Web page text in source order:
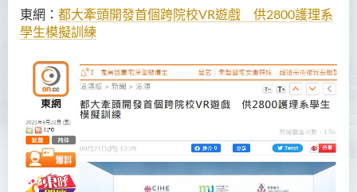
東網： 都大牽頭開發首個跨院校VR遊戲 供2800護理系
學生模擬訓練